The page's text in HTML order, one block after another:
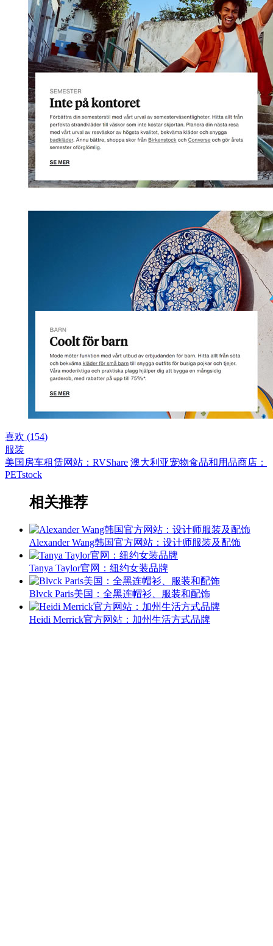
喜欢 (154)
服装
美国房车租赁网站：RVShare 澳大利亚宠物食品和用品商店：
PETstock
相关推荐
Alexander Wang韩国官方网站：设计师服装及配饰
Tanya Taylor官网：纽约女装品牌
Blvck Paris美国：全黑连帽衫、服装和配饰
Heidi Merrick官方网站：加州生活方式品牌